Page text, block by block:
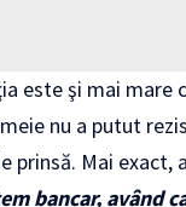
este şi mai
nu a putut
prinsă. Mai exact,
bancar, având